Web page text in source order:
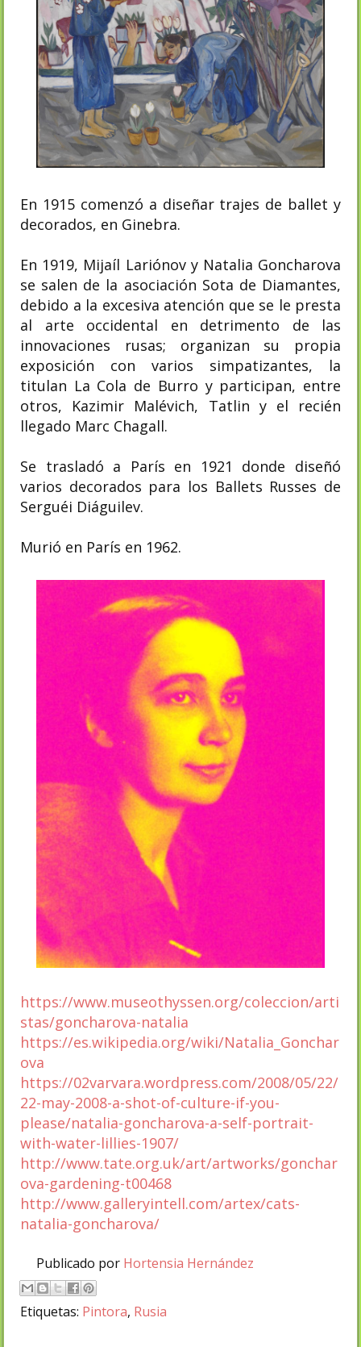
En 1915 comenzó a diseñar trajes de ballet y
decorados, en Ginebra.
En 1919, Mijaíl Lariónov y Natalia Goncharova
se salen de la asociación Sota de Diamantes,
debido a la excesiva atención que se le presta
al arte occidental en detrimento de las
innovaciones rusas; organizan su propia
exposición con varios simpatizantes, la
titulan La Cola de Burro y participan, entre
otros, Kazimir Malévich, Tatlin y el recién
llegado Marc Chagall.
Se trasladó a París en 1921 donde diseñó
varios decorados para los Ballets Russes de
Serguéi Diáguilev.
Murió en París en 1962.
https://www.museothyssen.org/coleccion/arti
stas/goncharova-natalia
https://es.wikipedia.org/wiki/Natalia_Gonchar
ova
https://02varvara.wordpress.com/2008/05/22/
22-may-2008-a-shot-of-culture-if-you-
please/natalia-goncharova-a-self-portrait-
with-water-lillies-1907/
http://www.tate.org.uk/art/artworks/gonchar
ova-gardening-t00468
http://www.galleryintell.com/artex/cats-
natalia-goncharova/
Publicado por Hortensia Hernández
Etiquetas: Pintora, Rusia